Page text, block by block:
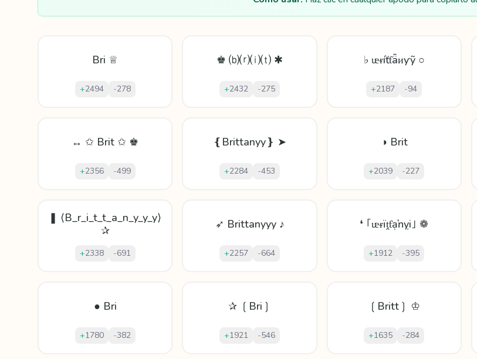
Bri ♕
+2494 -278
♚ ⒝⒭⒤⒯ ✱
+2432 -275
♭ ᵫᵲíťƭǟᴎƴỹ ○
+2187 -94
↔ ✩ Brit ✩ ♚
+2356 -499
❴Brittanyy❵ ➤
+2284 -453
◑ Brit
+2039 -227
❚ ⟨B_r_i_t_t_a_n_y_y_y⟩
✰
+2338 -691
➶ Brittanyyy ♪
+2257 -664
❛ ｢ᵫᵲïṱƭạŉỵi｣ ❁
+1912 -395
● Bri
+1780 -382
✰ ❲Bri❳
+1921 -546
❲Britt❳ ♔
+1635 -284